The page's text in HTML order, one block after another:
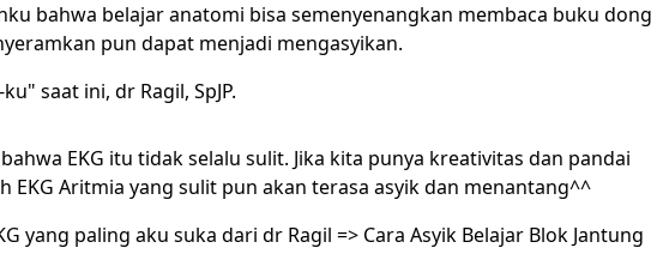
bahwa belajar anatomi bisa semenyenangkan membaca buku
pun dapat menjadi mengasyikan.
saat ini, dr Ragil, SpJP.
EKG itu tidak selalu sulit. Jika kita punya kreativitas dan pandai
EKG Aritmia yang sulit pun akan terasa asyik dan menantang^^
yang paling aku suka dari dr Ragil => Cara Asyik Belajar Blok Jantung